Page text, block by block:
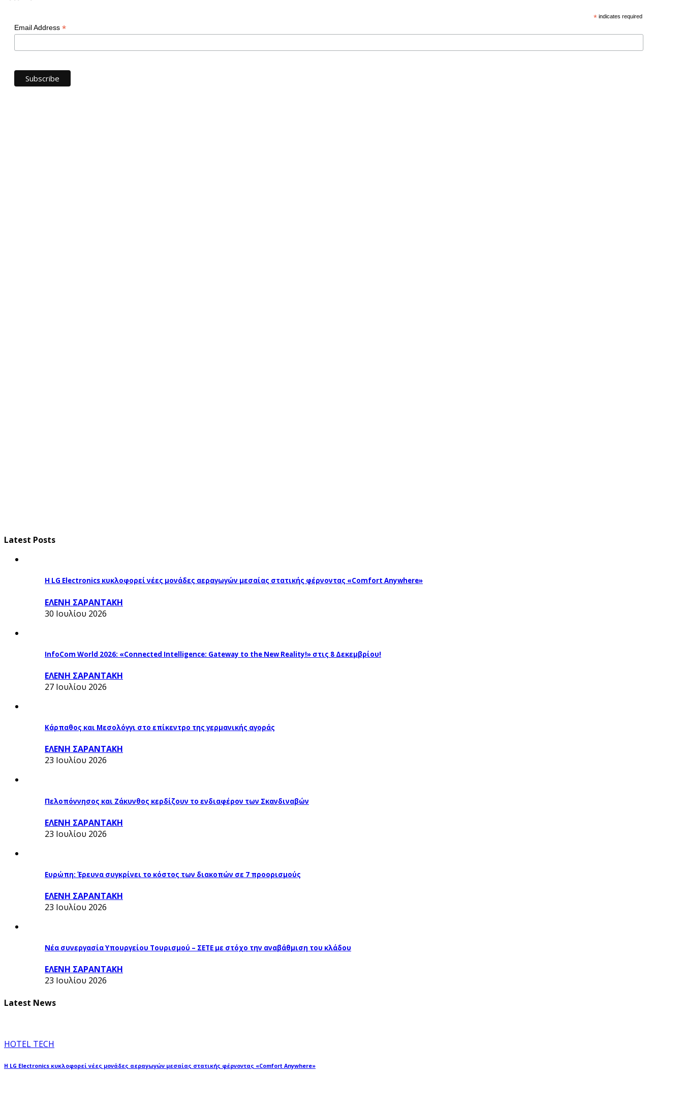
* indicates required
Email Address *
Latest Posts
Η LG Electronics κυκλοφορεί νέες μονάδες αεραγωγών μεσαίας στατικής φέρνοντας «Comfort Anywhere»
ΕΛΕΝΗ ΣΑΡΑΝΤΑΚΗ
30 Ιουλίου 2026
InfoCom World 2026: «Connected Intelligence: Gateway to the New Reality!» στις 8 Δεκεμβρίου!
ΕΛΕΝΗ ΣΑΡΑΝΤΑΚΗ
27 Ιουλίου 2026
Κάρπαθος και Μεσολόγγι στο επίκεντρο της γερμανικής αγοράς
ΕΛΕΝΗ ΣΑΡΑΝΤΑΚΗ
23 Ιουλίου 2026
Πελοπόννησος και Ζάκυνθος κερδίζουν το ενδιαφέρον των Σκανδιναβών
ΕΛΕΝΗ ΣΑΡΑΝΤΑΚΗ
23 Ιουλίου 2026
Ευρώπη: Έρευνα συγκρίνει το κόστος των διακοπών σε 7 προορισμούς
ΕΛΕΝΗ ΣΑΡΑΝΤΑΚΗ
23 Ιουλίου 2026
Νέα συνεργασία Υπουργείου Τουρισμού – ΣΕΤΕ με στόχο την αναβάθμιση του κλάδου
ΕΛΕΝΗ ΣΑΡΑΝΤΑΚΗ
23 Ιουλίου 2026
Latest News
HOTEL TECH
Η LG Electronics κυκλοφορεί νέες μονάδες αεραγωγών μεσαίας στατικής φέρνοντας «Comfort Anywhere»